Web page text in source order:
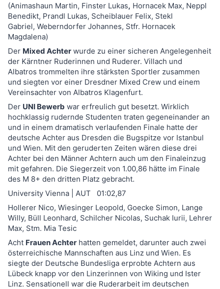
(Animashaun Martin, Finster Lukas, Hornacek Max, Neppl
Benedikt, Prandl Lukas, Scheiblauer Felix, Stekl
Gabriel, Weberndorfer Johannes, Stfr. Hornacek
Magdalena)
Der Mixed Achter wurde zu einer sicheren Angelegenheit
der Kärntner Ruderinnen und Ruderer. Villach und
Albatros trommelten ihre stärksten Sportler zusammen
und siegten vor einer Dresdner Mixed Crew und einem
Vereinsachter von Albatros Klagenfurt.
Der UNI Bewerb war erfreulich gut besetzt. Wirklich
hochklassig rudernde Studenten traten gegeneinander an
und in einem dramatisch verlaufenden Finale hatte der
deutsche Achter aus Dresden die Bugspitze vor Istanbul
und Wien. Mit den geruderten Zeiten wären diese drei
Achter bei den Männer Achtern auch um den Finaleinzug
mit gefahren. Die Siegerzeit von 1.00,86 hätte im Finale
des M 8+ den dritten Platz gebracht.
University Vienna | AUT 01:02,87
Hollerer Nico, Wiesinger Leopold, Goecke Simon, Lange
Willy, Büll Leonhard, Schilcher Nicolas, Suchak Iurii, Lehrer
Max, Stm. Mia Tesic
Acht Frauen Achter hatten gemeldet, darunter auch zwei
österreichische Mannschaften aus Linz und Wien. Es
siegte der Deutsche Bundesliga erprobte Achtern aus
Lübeck knapp vor den Linzerinnen von Wiking und Ister
Linz. Sensationell war die Ruderarbeit im deutschen